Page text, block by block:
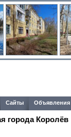
Сайты Объявления
города Королёв